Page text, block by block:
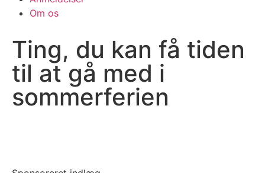
Om os
Ting, du kan få tiden
til at gå med i
sommerferien